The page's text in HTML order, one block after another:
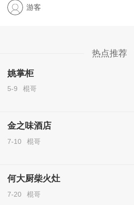
游客
热点推荐
姚掌柜
5-9 棍哥
金之味酒店
7-10 棍哥
何大厨柴火灶
7-20 棍哥